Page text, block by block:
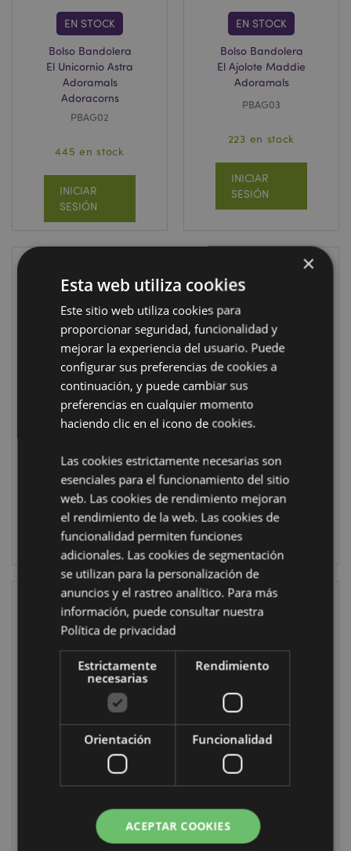
EN STOCK
Bolso Bandolera
El Unicornio Astra
Adoramals
Adoracorns
PBAG02
445 en stock
INICIAR
SESIÓN
EN STOCK
Bolso Bandolera
El Ajolote Maddie
Adoramals
PBAG03
223 en stock
INICIAR
SESIÓN
EN STOCK
Bolso Bandolera
La Gata Lola
Adoramals
776 en stock
INICIAR
SESIÓN
REBAJADO
Mini Monedero
Gallo de Barcelos
2472 en stock
INICIAR
SESIÓN
Cartera con
Cremallera
Duende de la
1032 en stock
Monedero con
forma de El
Ajolote Maddie
444 en stock
×
Esta web utiliza cookies
Este sitio web utiliza cookies para
proporcionar seguridad, funcionalidad y
mejorar la experiencia del usuario. Puede
configurar sus preferencias de cookies a
continuación, y puede cambiar sus
preferencias en cualquier momento
haciendo clic en el icono de cookies.
Las cookies estrictamente necesarias son
esenciales para el funcionamiento del sitio
web. Las cookies de rendimiento mejoran
el rendimiento de la web. Las cookies de
funcionalidad permiten funciones
adicionales. Las cookies de segmentación
se utilizan para la personalización de
anuncios y el rastreo analítico. Para más
información, puede consultar nuestra
Política de privacidad
Estrictamente
necesarias
Rendimiento
Orientación Funcionalidad
ACEPTAR COOKIES